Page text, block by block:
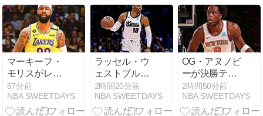
マーキーフ・
モリスがレブ
ロン・ジェイ
ムスとの再会
を求めてシク
57分前
NBA SWEETDAYS
ラッセル・ウ
ェストブルッ
クが去就につ
いて「考えて
いない」
2時間20分前
NBA SWEETDAYS
OG・アヌノビ
ーが決勝ティ
ップについて
「もう終わっ
たこと」
2時間50分前
NBA SWEETDAYS